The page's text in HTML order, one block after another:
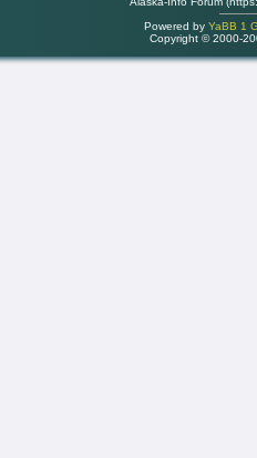
Powered by YaBB 1
Copyright © 2000-